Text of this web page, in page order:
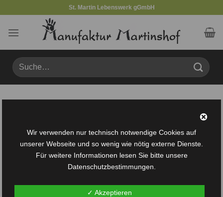
springen
St. Martin Lebenswerk gGmbH
Suche
nach:
Wir verwenden nur technisch notwendige Cookies auf
unserer Webseite und so wenig wie nötig externe Dienste.
Für weitere Informationen lesen Sie bitte unsere
Datenschutzbestimmungen.
✓ Akzeptieren